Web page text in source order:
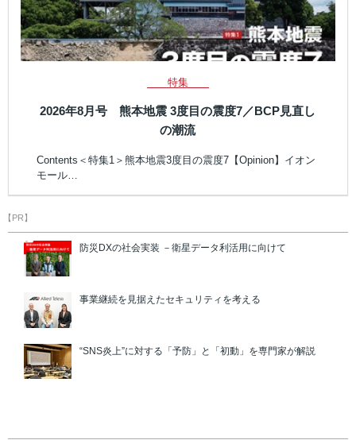
特集
2026年8月号 熊本地震 3度目の震度7／BCP見直し
の潮流
Contents＜特集1＞熊本地震3度目の震度7【Opinion】イオン
モール…
【PR】
防災DXの社会実装 －衛星データ利活用に向けて
事業継続を見据えたセキュリティを考える
“SNS炎上”に対する「予防」と「初動」を専門家が解説